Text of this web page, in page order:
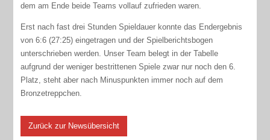
dem am Ende beide Teams vollauf zufrieden waren.
Erst nach fast drei Stunden Spieldauer konnte das Endergebnis
von 6:6 (27:25) eingetragen und der Spielberichtsbogen
unterschrieben werden. Unser Team belegt in der Tabelle
aufgrund der weniger bestrittenen Spiele zwar nur noch den 6.
Platz, steht aber nach Minuspunkten immer noch auf dem
Bronzetreppchen.
Zurück zur Newsübersicht